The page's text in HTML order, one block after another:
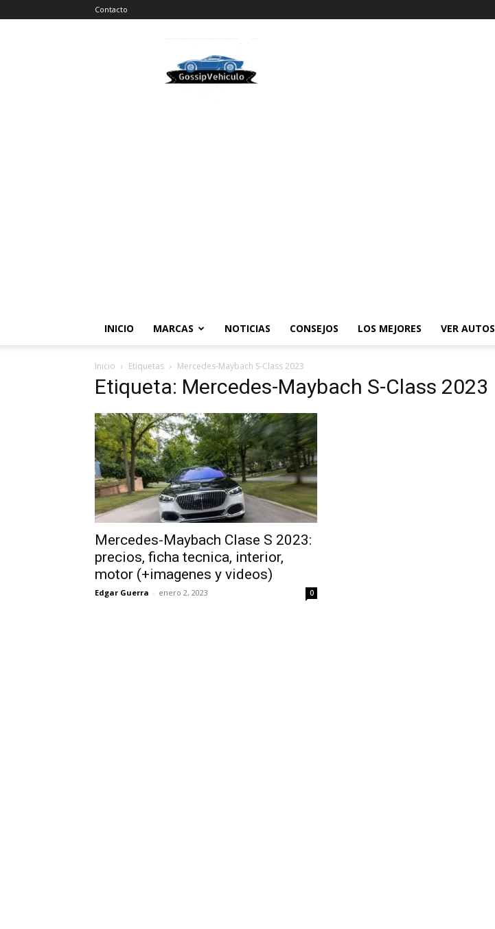
Contacto
Vehiculos
INICIO MARCAS NOTICIAS CONSEJOS LOS MEJORES VER AUTOS
Inicio Etiquetas Mercedes-Maybach S-Class 2023
Etiqueta: Mercedes-Maybach S-Class 2023
Mercedes-Maybach Clase S 2023:
precios, ficha tecnica, interior,
motor (+imagenes y videos)
Edgar Guerra - enero 2, 2023 0